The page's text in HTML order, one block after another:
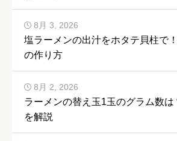
塩ラーメンの出汁をホタテ貝柱で
の作り方
8月 3, 2026
ラーメンの替え玉1玉のグラム数
を解説
8月 2, 2026